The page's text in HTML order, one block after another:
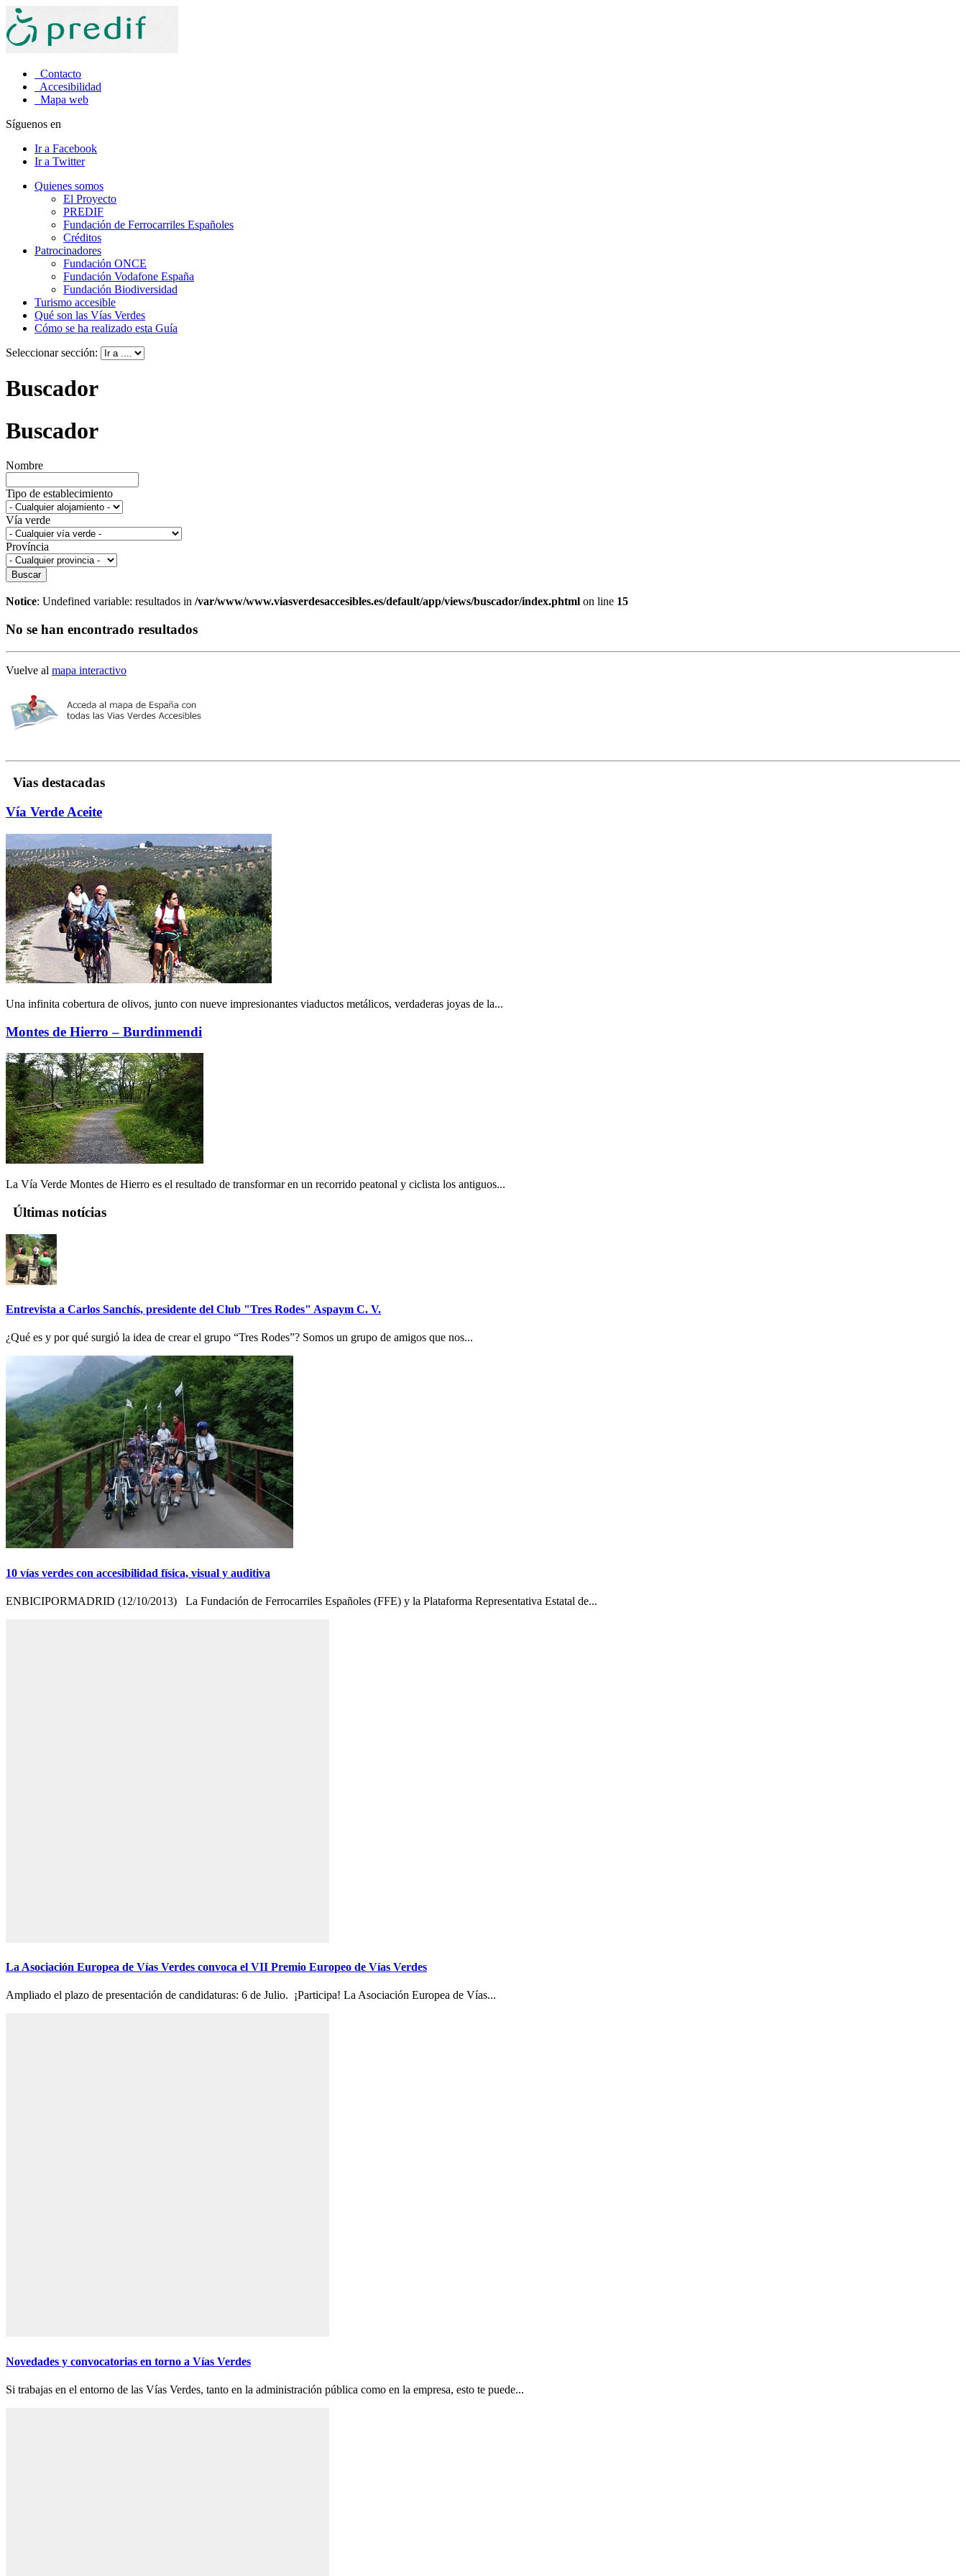
Contacto
Accesibilidad
Mapa web
Síguenos en
Ir a Facebook
Ir a Twitter
Quienes somos
El Proyecto
PREDIF
Fundación de Ferrocarriles Españoles
Créditos
Patrocinadores
Fundación ONCE
Fundación Vodafone España
Fundación Biodiversidad
Turismo accesible
Qué son las Vías Verdes
Cómo se ha realizado esta Guía
Seleccionar sección:
Buscador
Buscador
Nombre
Tipo de establecimiento
Vía verde
Província
Buscar
Notice: Undefined variable: resultados in /var/www/www.viasverdesaccesibles.es/default/app/views/buscador/index.phtml on line 15
No se han encontrado resultados
Vuelve al mapa interactivo
Vias destacadas
Vía Verde Aceite
Una infinita cobertura de olivos, junto con nueve impresionantes viaductos metálicos, verdaderas joyas de la...
Montes de Hierro – Burdinmendi
La Vía Verde Montes de Hierro es el resultado de transformar en un recorrido peatonal y ciclista los antiguos...
Últimas notícias
Entrevista a Carlos Sanchís, presidente del Club "Tres Rodes" Aspaym C. V.
¿Qué es y por qué surgió la idea de crear el grupo “Tres Rodes”? Somos un grupo de amigos que nos...
10 vías verdes con accesibilidad física, visual y auditiva
ENBICIPORMADRID (12/10/2013) La Fundación de Ferrocarriles Españoles (FFE) y la Plataforma Representativa Estatal de...
La Asociación Europea de Vías Verdes convoca el VII Premio Europeo de Vías Verdes
Ampliado el plazo de presentación de candidaturas: 6 de Julio. ¡Participa! La Asociación Europea de Vías...
Novedades y convocatorias en torno a Vías Verdes
Si trabajas en el entorno de las Vías Verdes, tanto en la administración pública como en la empresa, esto te puede...